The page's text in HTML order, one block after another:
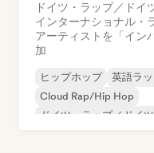
ドイツ・ラップ／ドイ
インターナショナル・
アーティストを「イン
加
ヒップホップ 英語ラ
Cloud Rap/Hip Hop
ドイツ・ラップ／ドイ